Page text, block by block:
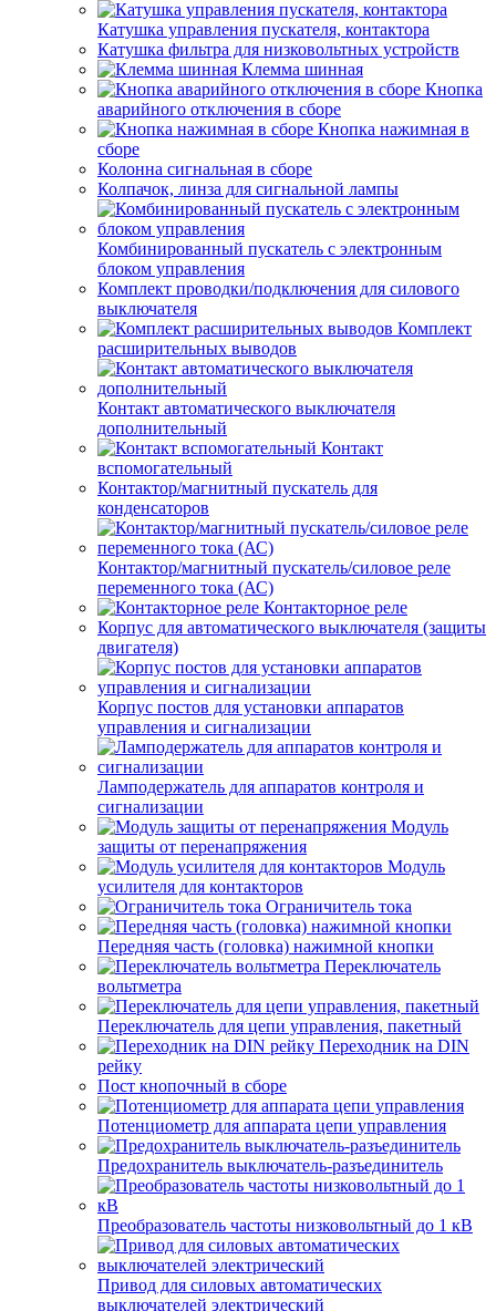
Катушка управления пускателя, контактора
Катушка фильтра для низковольтных устройств
Клемма шинная
Кнопка
аварийного отключения в сборе
Кнопка нажимная в
сборе
Колонна сигнальная в сборе
Колпачок, линза для сигнальной лампы
Комбинированный пускатель с электронным
блоком управления
Комплект проводки/подключения для силового
выключателя
Комплект
расширительных выводов
Контакт автоматического выключателя
дополнительный
Контакт
вспомогательный
Контактор/магнитный пускатель для
конденсаторов
Контактор/магнитный пускатель/силовое реле
переменного тока (АС)
Контакторное реле
Корпус для автоматического выключателя (защиты
двигателя)
Корпус постов для установки аппаратов
управления и сигнализации
Ламподержатель для аппаратов контроля и
сигнализации
Модуль
защиты от перенапряжения
Модуль
усилителя для контакторов
Ограничитель тока
Передняя часть (головка) нажимной кнопки
Переключатель
вольтметра
Переключатель для цепи управления, пакетный
Переходник на DIN
рейку
Пост кнопочный в сборе
Потенциометр для аппарата цепи управления
Предохранитель выключатель-разъединитель
Преобразователь частоты низковольтный до 1 кВ
Привод для силовых автоматических
выключателей электрический